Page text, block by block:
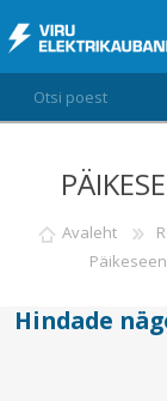
LOGI SISSE
SOOVIKORV 0
Avaleht
Hindade